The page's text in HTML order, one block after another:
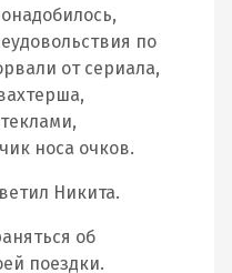
по
от сериала,
носа очков.
Никита.
об
поездки.